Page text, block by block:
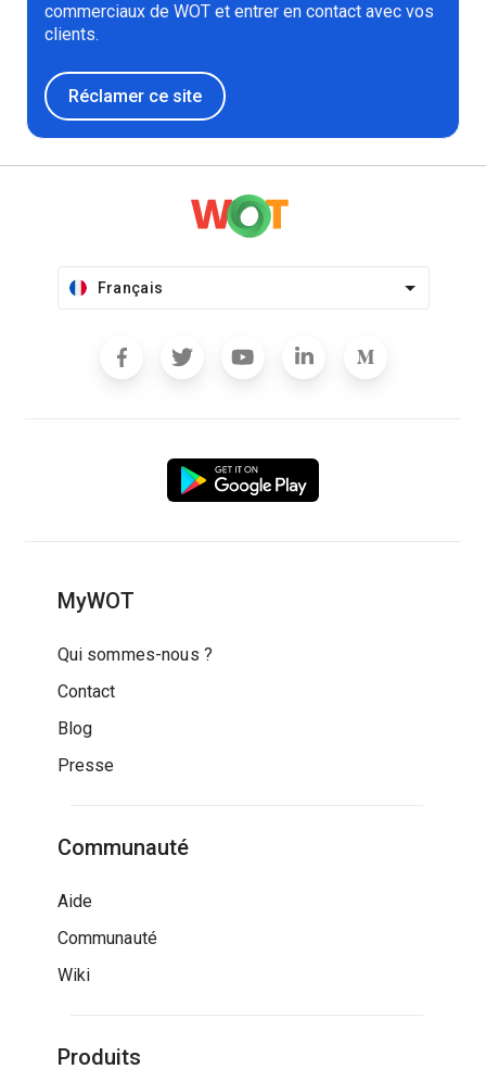
commerciaux de WOT et entrer en contact avec vos
clients.
Réclamer ce site
Français
MyWOT
Qui sommes-nous ?
Contact
Blog
Presse
Communauté
Aide
Communauté
Wiki
Produits